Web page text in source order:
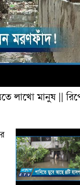
লাখো মানুষ ||